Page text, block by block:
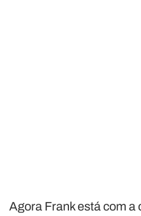
Agora Frank está com a